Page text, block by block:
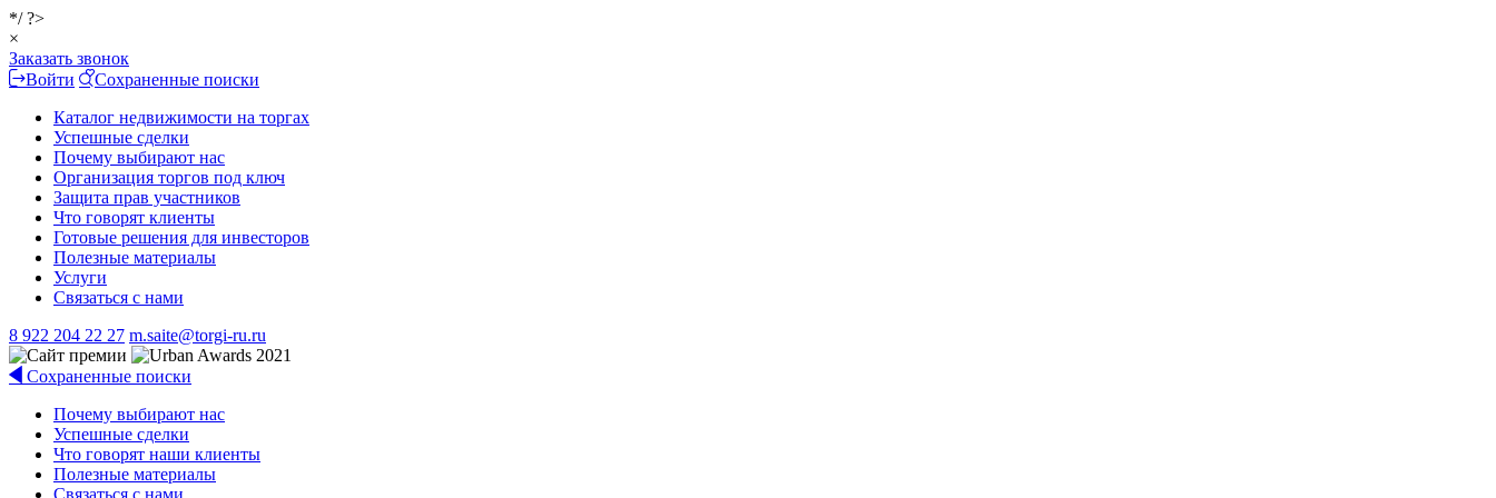
*/ ?>
×
Заказать звонок
Войти
Сохраненные поиски
Каталог недвижимости на торгах
Успешные сделки
Почему выбирают нас
Организация торгов под ключ
Защита прав участников
Что говорят клиенты
Готовые решения для инвесторов
Полезные материалы
Услуги
Связаться с нами
8 922 204 22 27 m.saite@torgi-ru.ru
Сохраненные поиски
Почему выбирают нас
Успешные сделки
Что говорят наши клиенты
Полезные материалы
Связаться с нами